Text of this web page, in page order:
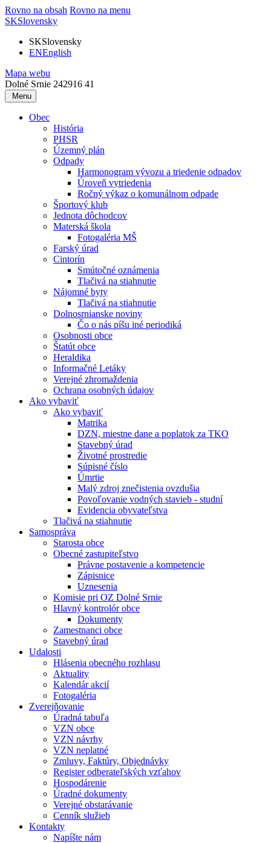
Rovno na obsah Rovno na menu
SKSlovensky
SKSlovensky
ENEnglish
Mapa webu
Dolné Srnie 242916 41
Menu
Obec
História
PHSR
Územný plán
Odpady
Harmonogram vývozu a triedenie odpadov
Úroveň vytriedenia
Ročný výkaz o komunálnom odpade
Športový klub
Jednota dôchodcov
Materská škola
Fotogaléria MŠ
Farský úrad
Cintorín
Smútočné oznámenia
Tlačivá na stiahnutie
Nájomné byty
Tlačivá na stiahnutie
Dolnosrnianske noviny
Čo o nás píšu iné periodiká
Osobnosti obce
Štatút obce
Heraldika
Informačné Letáky
Verejné zhromaždenia
Ochrana osobných údajov
Ako vybaviť
Ako vybaviť
Matrika
DZN, miestne dane a poplatok za TKO
Stavebný úrad
Životné prostredie
Súpisné číslo
Úmrtie
Malý zdroj znečistenia ovzdušia
Povoľovanie vodných stavieb - studní
Evidencia obyvateľstva
Tlačivá na stiahnutie
Samospráva
Starosta obce
Obecné zastupiteľstvo
Právne postavenie a kompetencie
Zápisnice
Uznesenia
Komisie pri OZ Dolné Srnie
Hlavný kontrolór obce
Dokumenty
Zamestnanci obce
Stavebný úrad
Udalosti
Hlásenia obecného rozhlasu
Aktuality
Kalendár akcií
Fotogaléria
Zverejňovanie
Úradná tabuľa
VZN obce
VZN návrhy
VZN neplatné
Zmluvy, Faktúry, Objednávky
Register odberateľských vzťahov
Hospodárenie
Úradné dokumenty
Verejné obstarávanie
Cenník služieb
Kontakty
Napíšte nám